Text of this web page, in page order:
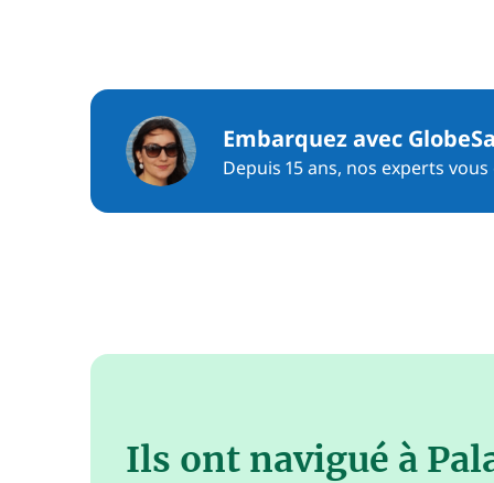
Embarquez avec
Depuis 15 ans, nos experts
Ils ont navigué à